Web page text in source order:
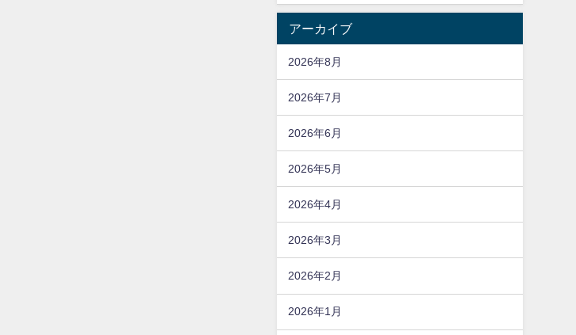
アーカイブ
2026年8月
2026年7月
2026年6月
2026年5月
2026年4月
2026年3月
2026年2月
2026年1月